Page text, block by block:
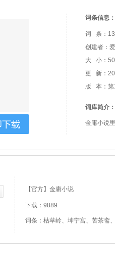
词条信息：
词 条：
创建者：
大 小：
更 新：
版 本：第
词库简介：
金庸小说
【官方】金庸小说
下载：9889
词条：枯草岭、坤宁宫、苦茶斋